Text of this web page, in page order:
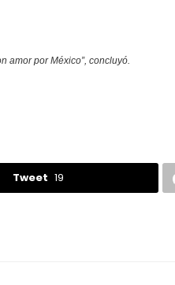
amor por México”, concluyó.
Tweet 19